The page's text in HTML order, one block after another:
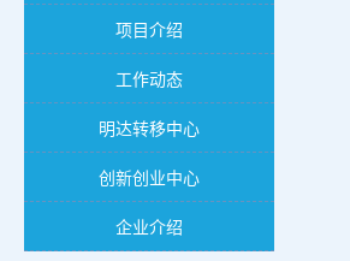
项目介绍
工作动态
明达转移中心
创新创业中心
企业介绍